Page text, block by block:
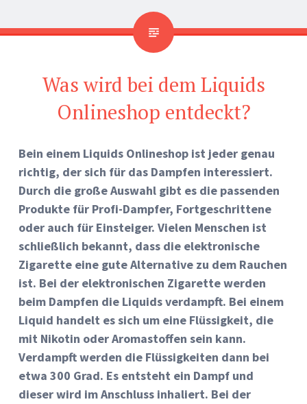
Was wird bei dem Liquids
Onlineshop entdeckt?
Bein einem Liquids Onlineshop ist jeder genau
richtig, der sich für das Dampfen interessiert.
Durch die große Auswahl gibt es die passenden
Produkte für Profi-Dampfer, Fortgeschrittene
oder auch für Einsteiger. Vielen Menschen ist
schließlich bekannt, dass die elektronische
Zigarette eine gute Alternative zu dem Rauchen
ist. Bei der elektronischen Zigarette werden
beim Dampfen die Liquids verdampft. Bei einem
Liquid handelt es sich um eine Flüssigkeit, die
mit Nikotin oder Aromastoffen sein kann.
Verdampft werden die Flüssigkeiten dann bei
etwa 300 Grad. Es entsteht ein Dampf und
dieser wird im Anschluss inhaliert. Bei der